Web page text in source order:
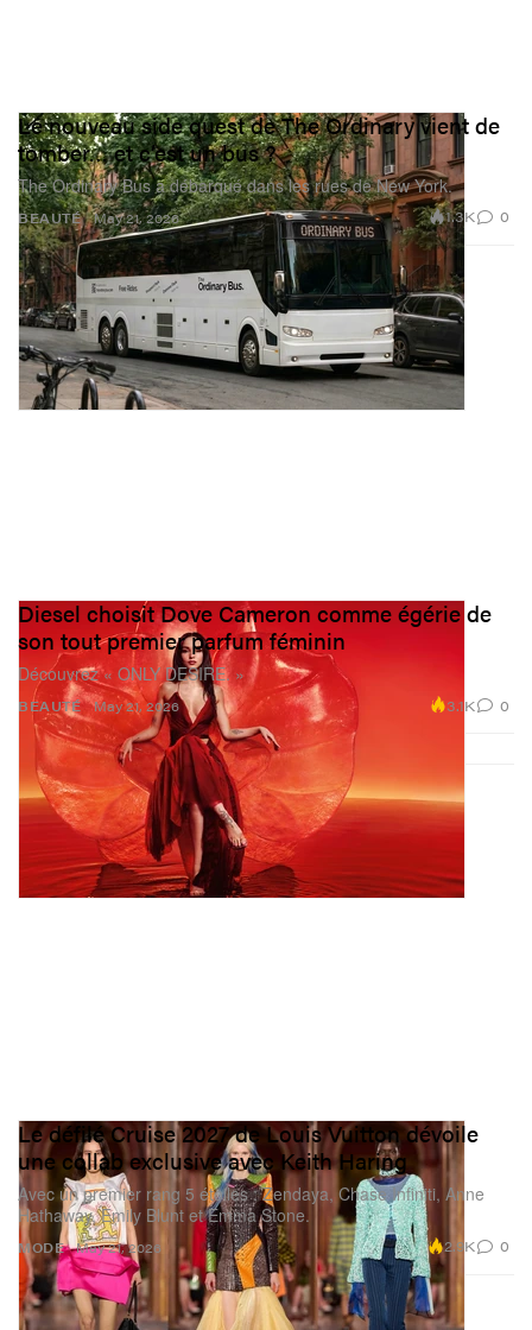
BEAUTÉ
Le nouveau side quest de The Ordinary vient de
tomber… et c’est un bus ?
The Ordinary Bus a débarqué dans les rues de New York.
May 21, 2026 1.3K 0
BEAUTÉ
Diesel choisit Dove Cameron comme égérie de
son tout premier parfum féminin
Découvrez « ONLY DESIRE. »
May 21, 2026 3.1K 0
MODE
Le défilé Cruise 2027 de Louis Vuitton dévoile
une collab exclusive avec Keith Haring
Avec un premier rang 5 étoiles : Zendaya, Chase Infiniti, Anne
Hathaway, Emily Blunt et Emma Stone.
May 21, 2026 2.9K 0